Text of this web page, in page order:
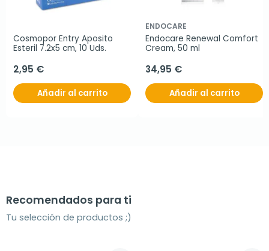
Cosmopor Entry Aposito
Esteril 7.2x5 cm, 10 Uds.
2,95 €
Añadir al carrito
ENDOCARE
Endocare Renewal Comfort
Cream, 50 ml
34,95 €
Añadir al carrito
Recomendados para ti
Tu selección de productos ;)